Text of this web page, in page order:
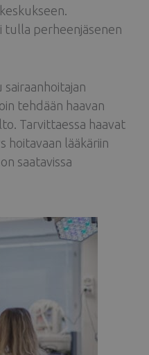
tulla perheenjäsenen
tehdään haavan
Tarvittaessa haavat
hoitavaan lääkäriin
saatavissa